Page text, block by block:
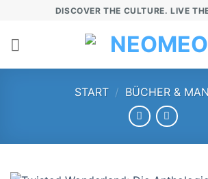
springen
DISCOVER THE CULTURE. LIVE
START / BÜCHER &